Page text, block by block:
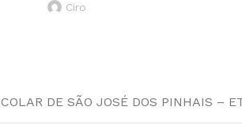
Ciro
DE SÃO JOSÉ DOS PINHAIS –